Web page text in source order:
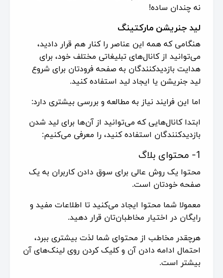
نه چندان ساده!
لید جنریشن مارکتینگ
هنگامی که همه این عناصر را کنار هم قرار دادید،
می‌توانید از کانال‌های تبلیغاتی مختلف خود، برای
هدایت بازدیدکنندگان به صفحه فرودتان برای شروع
لید جنریشن یا ایجاد لید استفاده کنید.
اما این فرایند نیاز به مطالعه و بررسی بیشتری دارد:
ابتدا کانال‌هایی که می‌توانید از آن‌ها برای لید شدن
بازدیدکنندگان استفاده کنید، را معرفی می‌کنیم:
1- محتوای بلاگ
محتوا یک روش عالی برای سوق دادن کاربران به یک
صفحه خودتان است.
معمولا شما محتوا ایجاد می‌کنید تا اطلاعات مفید و
رایگان در اختیار مخاطبان‌تان قرار دهید.
هرچقدر مخاطب از محتوای شما لذت بیشتری ببرد،
احتمال ادامه دادن آن و کلیک کردن روی لینک‌های آن
بیشتر است.